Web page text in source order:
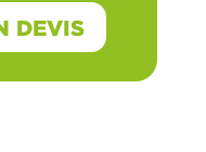
DEVIS